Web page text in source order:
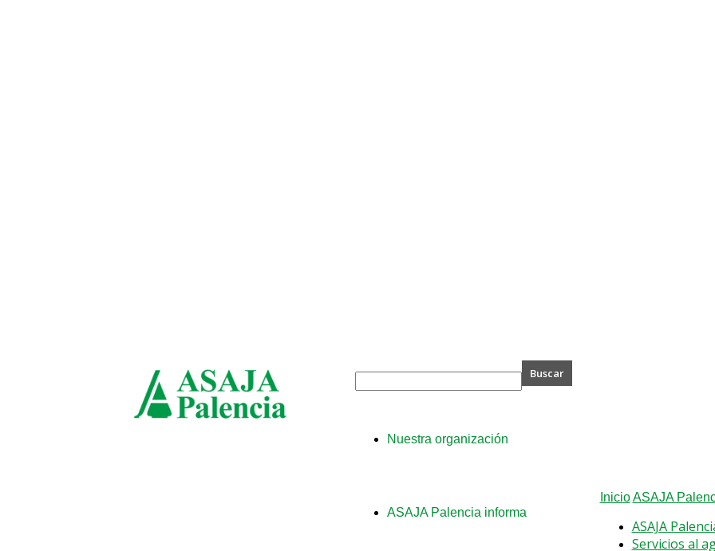
Nuestra organización
ASAJA Palencia informa
Inicio ASAJA
ASAJA
Servicios al